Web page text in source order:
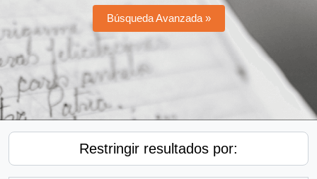
Búsqueda Avanzada »
Restringir resultados por: